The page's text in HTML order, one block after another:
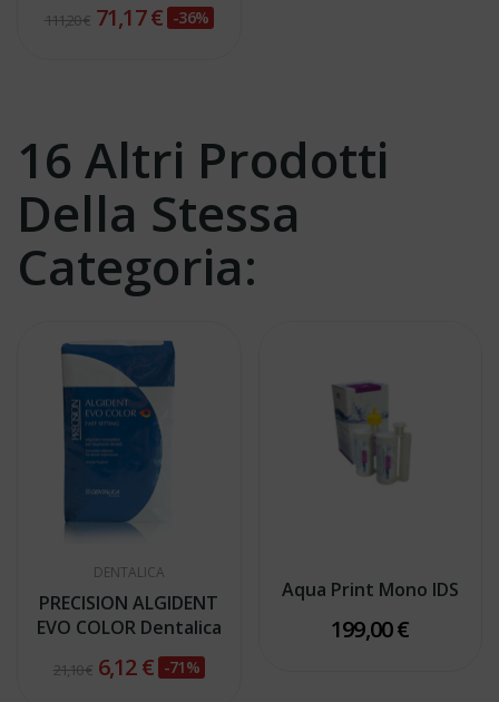
111,20 € 71,17 € -36%
16 Altri Prodotti
Della Stessa
Categoria:
DENTALICA
PRECISION ALGIDENT
EVO COLOR Dentalica
21,10 € 6,12 € -71%
Aqua Print Mono IDS
199,00 €